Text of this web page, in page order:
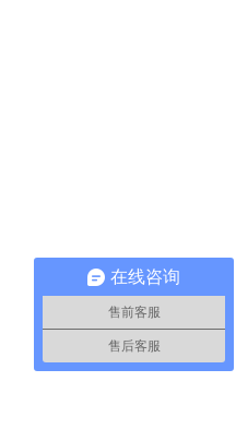
在线咨询
售前客服
售后客服